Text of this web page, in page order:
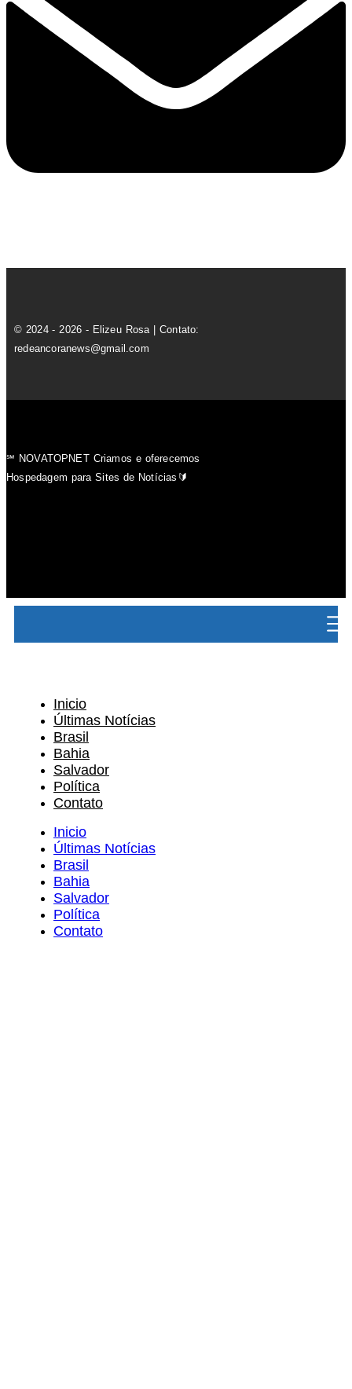
© 2024 - 2026 - Elizeu Rosa | Contato:
redeancoranews@gmail.com
℠ NOVATOPNET Criamos e oferecemos
Hospedagem para Sites de Notícias🔰
Inicio
Últimas Notícias
Brasil
Bahia
Salvador
Política
Contato
Inicio
Últimas Notícias
Brasil
Bahia
Salvador
Política
Contato